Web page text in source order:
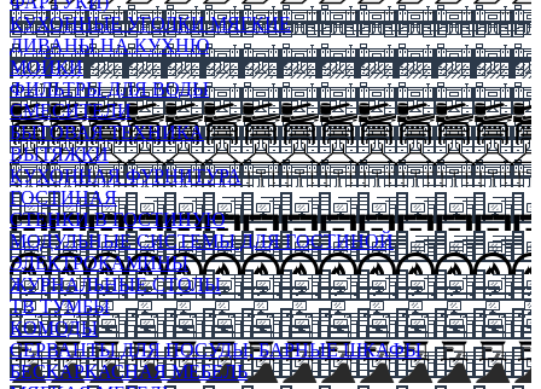
КУХОННЫЕ УГОЛКИ МЯГКИЕ
ДИВАНЫ НА КУХНЮ
МОЙКИ
ФИЛЬТРЫ ДЛЯ ВОДЫ
СМЕСИТЕЛИ
БЫТОВАЯ ТЕХНИКА
ВЫТЯЖКИ
КУХОННАЯ ФУРНИТУРА
ГОСТИНАЯ
СТЕНКИ В ГОСТИНУЮ
МОДУЛЬНЫЕ СИСТЕМЫ ДЛЯ ГОСТИНОЙ
ЭЛЕКТРОКАМИНЫ
ЖУРНАЛЬНЫЕ СТОЛЫ
ТВ ТУМБЫ
КОМОДЫ
СЕРВАНТЫ ДЛЯ ПОСУДЫ, БАРНЫЕ ШКАФЫ
БЕСКАРКАСНАЯ МЕБЕЛЬ